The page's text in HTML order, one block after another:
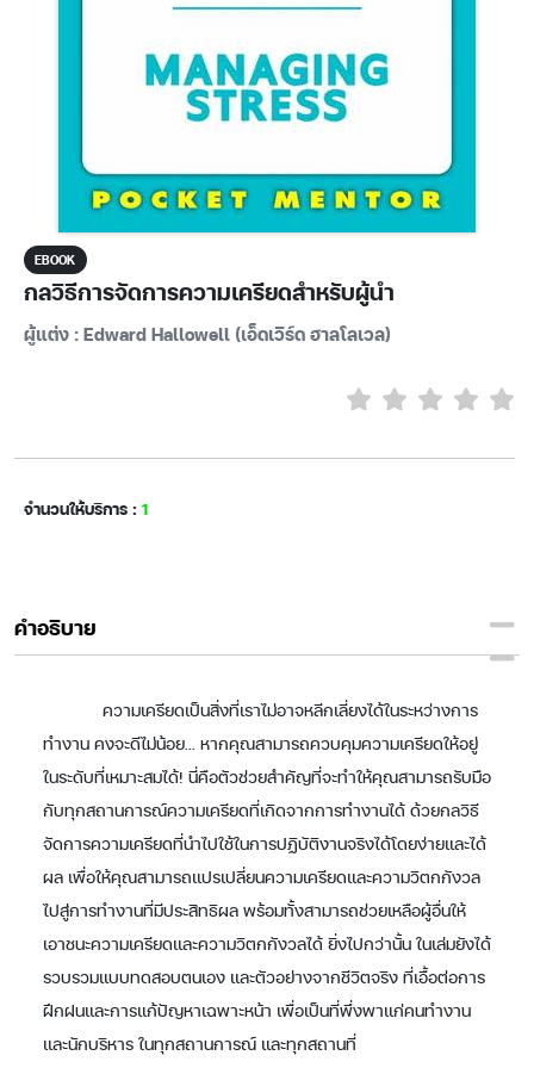
EBOOK
กลวิธีการจัดการความเครียดสำหรับผู้นำ
ผู้แต่ง : Edward Hallowell (เอ็ดเวิร์ด ฮาลโลเวล)
จำนวนให้บริการ : 1
คำอธิบาย
ความเครียดเป็นสิ่งที่เราไม่อาจหลีกเลี่ยงได้ในระหว่างการ
ทำงาน คงจะดีไม่น้อย... หากคุณสามารถควบคุมความเครียดให้อยู่
ในระดับที่เหมาะสมได้! นี่คือตัวช่วยสำคัญที่จะทำให้คุณสามารถรับมือ
กับทุกสถานการณ์ความเครียดที่เกิดจากการทำงานได้ ด้วยกลวิธี
จัดการความเครียดที่นำไปใช้ในการปฏิบัติงานจริงได้โดยง่ายและได้
ผล เพื่อให้คุณสามารถแปรเปลี่ยนความเครียดและความวิตกกังวล
ไปสู่การทำงานที่มีประสิทธิผล พร้อมทั้งสามารถช่วยเหลือผู้อื่นให้
เอาชนะความเครียดและความวิตกกังวลได้ ยิ่งไปกว่านั้น ในเล่มยังได้
รวบรวมแบบทดสอบตนเอง และตัวอย่างจากชีวิตจริง ที่เอื้อต่อการ
ฝึกฝนและการแก้ปัญหาเฉพาะหน้า เพื่อเป็นที่พึ่งพาแก่คนทำงาน
และนักบริหาร ในทุกสถานการณ์ และทุกสถานที่